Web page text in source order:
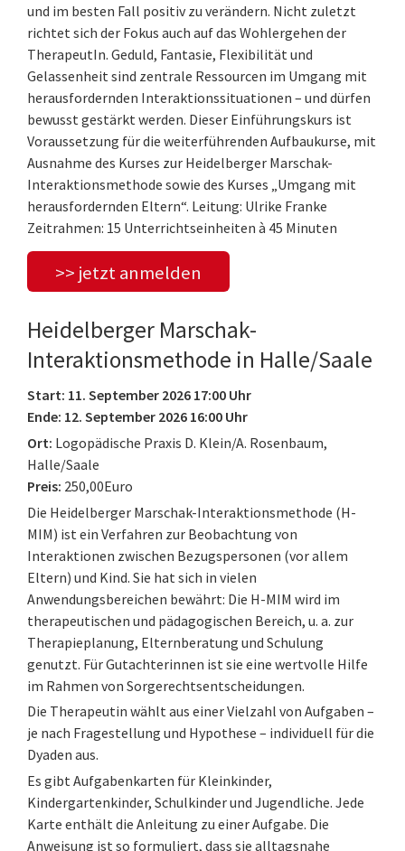
und im besten Fall positiv zu verändern. Nicht zuletzt
richtet sich der Fokus auch auf das Wohlergehen der
TherapeutIn. Geduld, Fantasie, Flexibilität und
Gelassenheit sind zentrale Ressourcen im Umgang mit
herausfordernden Interaktionssituationen – und dürfen
bewusst gestärkt werden. Dieser Einführungskurs ist
Voraussetzung für die weiterführenden Aufbaukurse, mit
Ausnahme des Kurses zur Heidelberger Marschak-
Interaktionsmethode sowie des Kurses „Umgang mit
herausfordernden Eltern“. Leitung: Ulrike Franke
Zeitrahmen: 15 Unterrichtseinheiten à 45 Minuten
>> jetzt anmelden
Heidelberger Marschak-
Interaktionsmethode in Halle/Saale
Start: 11. September 2026 17:00 Uhr
Ende: 12. September 2026 16:00 Uhr
Ort: Logopädische Praxis D. Klein/A. Rosenbaum,
Halle/Saale
Preis: 250,00Euro
Die Heidelberger Marschak-Interaktionsmethode (H-
MIM) ist ein Verfahren zur Beobachtung von
Interaktionen zwischen Bezugspersonen (vor allem
Eltern) und Kind. Sie hat sich in vielen
Anwendungsbereichen bewährt: Die H-MIM wird im
therapeutischen und pädagogischen Bereich, u. a. zur
Therapieplanung, Elternberatung und Schulung
genutzt. Für Gutachterinnen ist sie eine wertvolle Hilfe
im Rahmen von Sorgerechtsentscheidungen.
Die Therapeutin wählt aus einer Vielzahl von Aufgaben –
je nach Fragestellung und Hypothese – individuell für die
Dyaden aus.
Es gibt Aufgabenkarten für Kleinkinder,
Kindergartenkinder, Schulkinder und Jugendliche. Jede
Karte enthält die Anleitung zu einer Aufgabe. Die
Anweisung ist so formuliert, dass sie alltagsnahe